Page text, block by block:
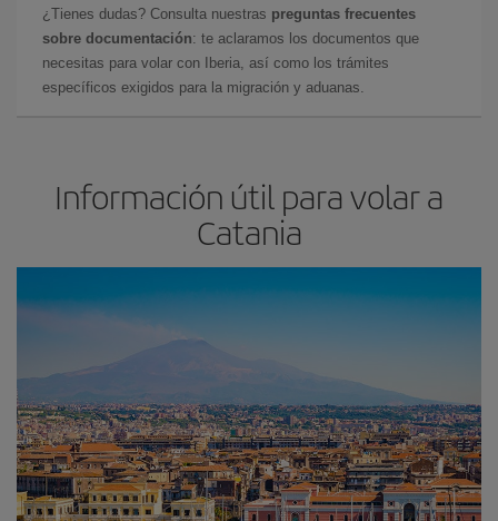
¿Tienes dudas? Consulta nuestras preguntas frecuentes
sobre documentación: te aclaramos los documentos que
necesitas para volar con Iberia, así como los trámites
específicos exigidos para la migración y aduanas.
Información útil para volar a
Catania